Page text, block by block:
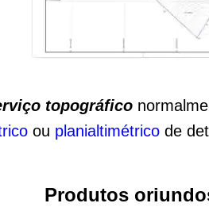
topográfico
ou planialtimétrico de
Produtos